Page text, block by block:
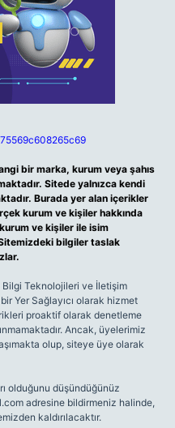
bir marka, kurum veya şahıs
Sitede yalnızca kendi
Burada yer alan içerikler
kurum ve kişiler hakkında
ve kişiler ile isim
bilgiler taslak
Bilgi Teknolojileri ve İletişim
Yer Sağlayıcı olarak hizmet
proaktif olarak denetleme
Ancak, üyelerimiz
olup, siteye üye olarak
olduğunu düşündüğünüz
adresine bildirmeniz halinde,
kaldırılacaktır.